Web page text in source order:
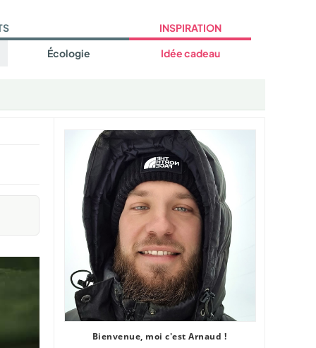
Écologie
INSPIRATION
Idée cadeau
Bienvenue, moi c'est Arnaud !